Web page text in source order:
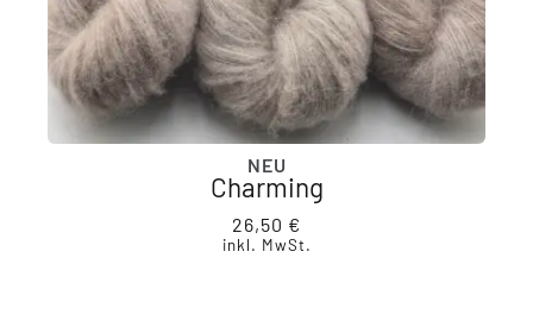
NEU
Charming
26,50 €
inkl. MwSt.